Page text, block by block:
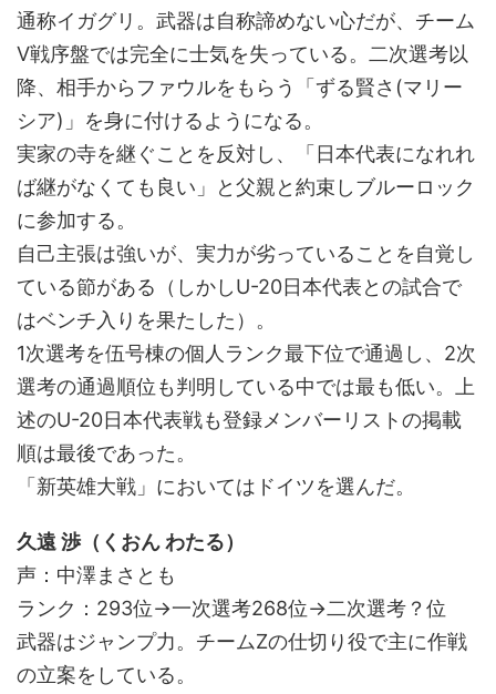
通称イガグリ。武器は自称諦めない心だが、チーム
V戦序盤では完全に士気を失っている。二次選考以
降、相手からファウルをもらう「ずる賢さ(マリー
シア)」を身に付けるようになる。
実家の寺を継ぐことを反対し、「日本代表になれれ
ば継がなくても良い」と父親と約束しブルーロック
に参加する。
自己主張は強いが、実力が劣っていることを自覚し
ている節がある（しかしU-20日本代表との試合で
はベンチ入りを果たした）。
1次選考を伍号棟の個人ランク最下位で通過し、2次
選考の通過順位も判明している中では最も低い。上
述のU-20日本代表戦も登録メンバーリストの掲載
順は最後であった。
「新英雄大戦」においてはドイツを選んだ。
久遠 渉（くおん わたる）
声：中澤まさとも
ランク：293位→一次選考268位→二次選考？位
武器はジャンプ力。チームZの仕切り役で主に作戦
の立案をしている。